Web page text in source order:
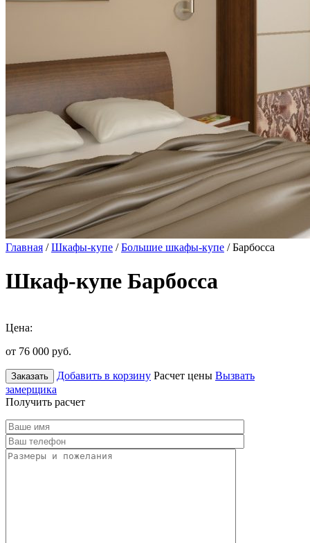
Главная /Шкафы-купе /Большие шкафы-купе / Барбосса
Шкаф-купе Барбосса
Цена:
от 76 000 руб.
Заказать Добавить в корзину Расчет цены Вызвать
замерщика
Получить расчет